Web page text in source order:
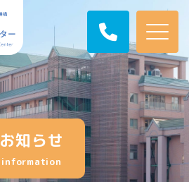
お知らせ
information